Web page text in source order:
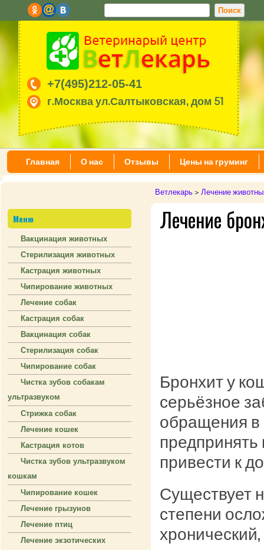
+7(495)212-05-41
г.Москва ул.Салтыковская, дом 51
Главная О нас Отзывы Цены на груминг
Ветлекарь > Лечение
Лечение
Бронхит у
серьёзное
обращения в
привести к
Существует
степени
Меню
Вакцинация животных
Стерилизация животных
Кастрация животных
Чипирование животных
Лечение собак
Кастрация собак
Вакцинация собак
Стерилизация собак
Чипирование собак
Чистка зубов собакам
ультразвуком
Стрижка собак
Лечение кошек
Кастрация котов
Чистка зубов ультразвуком
кошкам
Чипирование кошек
Лечение грызунов
Лечение птиц
Лечение экзотических